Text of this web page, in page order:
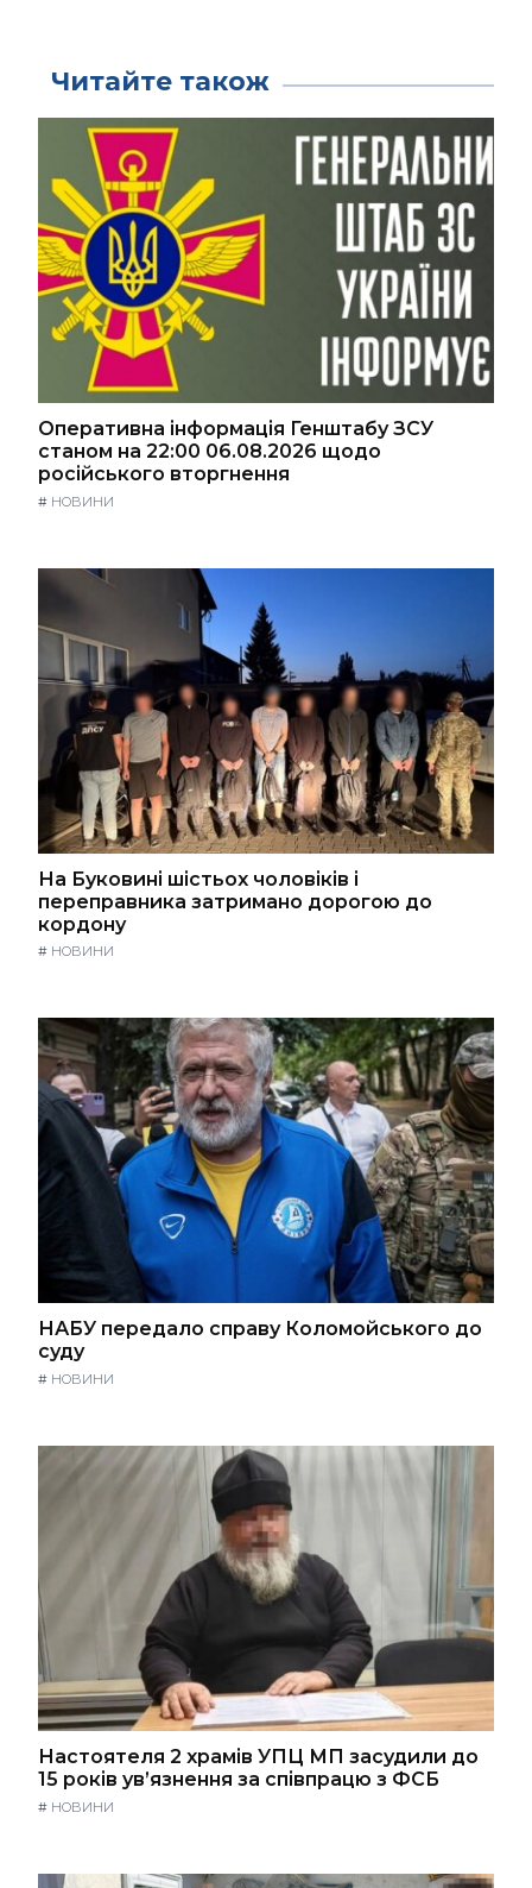
Читайте також
Оперативна інформація Генштабу ЗСУ
станом на 22:00 06.08.2026 щодо
російського вторгнення
# НОВИНИ
На Буковині шістьох чоловіків і
переправника затримано дорогою до
кордону
# НОВИНИ
НАБУ передало справу Коломойського до
суду
# НОВИНИ
Настоятеля 2 храмів УПЦ МП засудили до
15 років ув’язнення за співпрацю з ФСБ
# НОВИНИ